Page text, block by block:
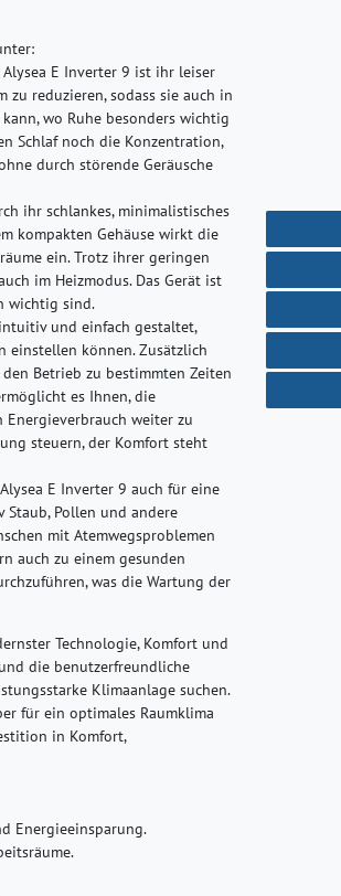
E Inverter 9 ist ihr leiser
zu reduzieren, sodass sie auch in
wo Ruhe besonders wichtig
Schlaf noch die Konzentration,
durch störende Geräusche
ihr schlankes, minimalistisches
kompakten Gehäuse wirkt die
ein. Trotz ihrer geringen
im Heizmodus. Das Gerät ist
wichtig sind.
und einfach gestaltet,
einstellen können. Zusätzlich
Betrieb zu bestimmten Zeiten
es Ihnen, die
weiter zu
steuern, der Komfort steht
E Inverter 9 auch für eine
Pollen und andere
mit Atemwegsproblemen
auch zu einem gesunden
was die Wartung der
Technologie, Komfort und
die benutzerfreundliche
Klimaanlage suchen.
für ein optimales Raumklima
in Komfort,
Energieeinsparung.